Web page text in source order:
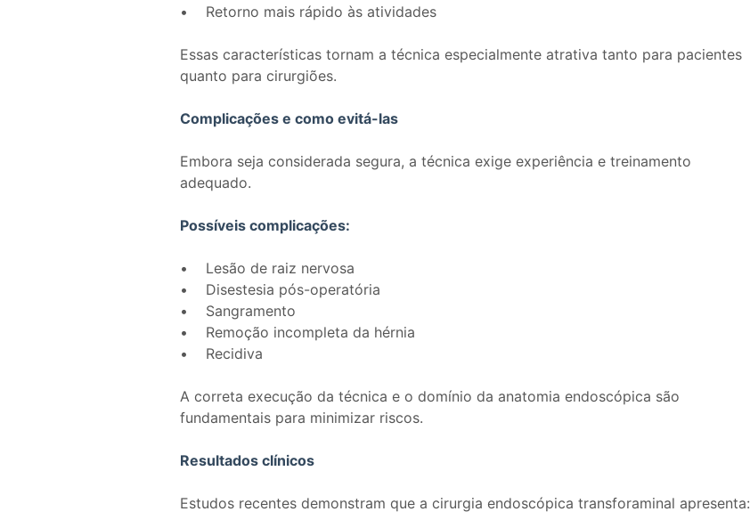
• Retorno mais rápido às atividades
Essas características tornam a técnica especialmente atrativa tanto para pacientes
quanto para cirurgiões.
Complicações e como evitá-las
Embora seja considerada segura, a técnica exige experiência e treinamento
adequado.
Possíveis complicações:
• Lesão de raiz nervosa
• Disestesia pós-operatória
• Sangramento
• Remoção incompleta da hérnia
• Recidiva
A correta execução da técnica e o domínio da anatomia endoscópica são
fundamentais para minimizar riscos.
Resultados clínicos
Estudos recentes demonstram que a cirurgia endoscópica transforaminal apresenta: